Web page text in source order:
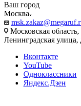
Ваш город
Москва
Московская
Ленинградская улица,
Вконтакте
YouTube
Одноклассники
Яндекс.Дзен